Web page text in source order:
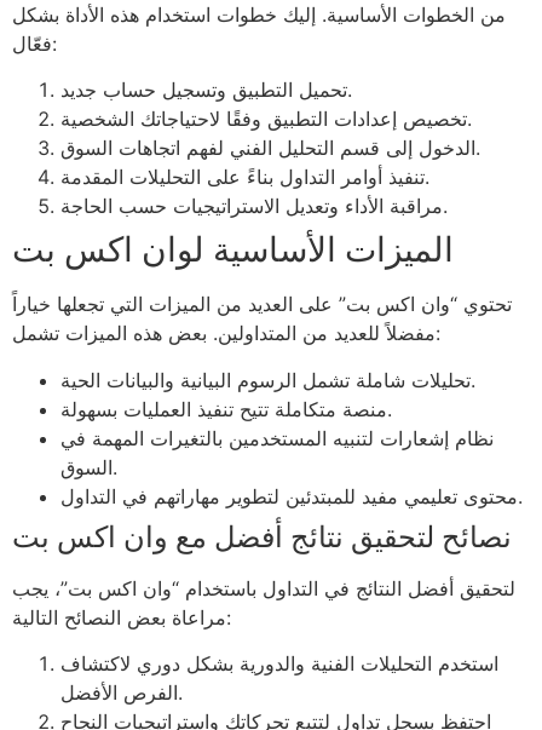
من الخطوات الأساسية. إليك خطوات استخدام هذه الأداة بشكل
فعّال:
تحميل التطبيق وتسجيل حساب جديد.
تخصيص إعدادات التطبيق وفقًا لاحتياجاتك الشخصية.
الدخول إلى قسم التحليل الفني لفهم اتجاهات السوق.
تنفيذ أوامر التداول بناءً على التحليلات المقدمة.
مراقبة الأداء وتعديل الاستراتيجيات حسب الحاجة.
الميزات الأساسية لوان اكس بت
تحتوي “وان اكس بت” على العديد من الميزات التي تجعلها خياراً
مفضلاً للعديد من المتداولين. بعض هذه الميزات تشمل:
تحليلات شاملة تشمل الرسوم البيانية والبيانات الحية.
منصة متكاملة تتيح تنفيذ العمليات بسهولة.
نظام إشعارات لتنبيه المستخدمين بالتغيرات المهمة في
السوق.
محتوى تعليمي مفيد للمبتدئين لتطوير مهاراتهم في التداول.
نصائح لتحقيق نتائج أفضل مع وان اكس بت
لتحقيق أفضل النتائج في التداول باستخدام “وان اكس بت”، يجب
مراعاة بعض النصائح التالية:
استخدم التحليلات الفنية والدورية بشكل دوري لاكتشاف
الفرص الأفضل.
احتفظ بسجل تداول لتتبع تحركاتك واستراتيجيات النجاح